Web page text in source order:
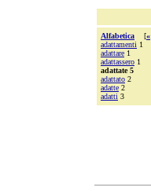
Alfabetica [«
adattamenti 1
adattare 1
adattassero 1
adattate 5
adattato 2
adatte 2
adatti 3